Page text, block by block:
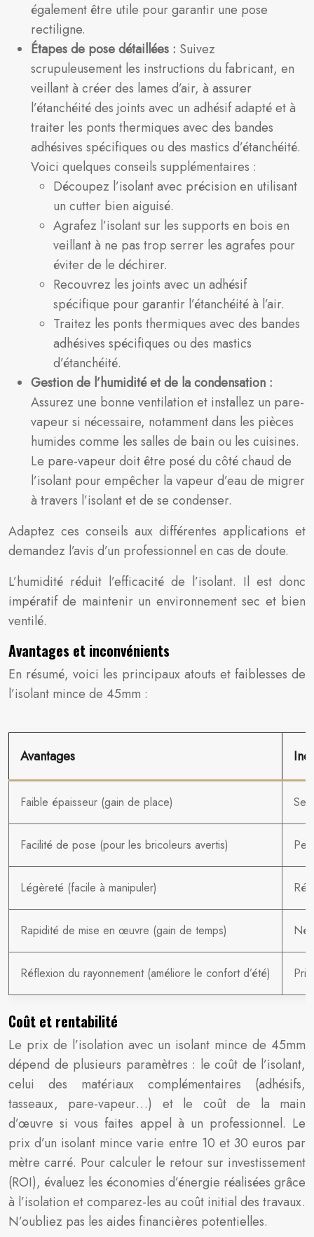
également être utile pour garantir une pose
rectiligne.
Étapes de pose détaillées : Suivez
scrupuleusement les instructions du fabricant, en
veillant à créer des lames d’air, à assurer
l’étanchéité des joints avec un adhésif adapté et à
traiter les ponts thermiques avec des bandes
adhésives spécifiques ou des mastics d’étanchéité.
Voici quelques conseils supplémentaires :
Découpez l’isolant avec précision en utilisant
un cutter bien aiguisé.
Agrafez l’isolant sur les supports en bois en
veillant à ne pas trop serrer les agrafes pour
éviter de le déchirer.
Recouvrez les joints avec un adhésif
spécifique pour garantir l’étanchéité à l’air.
Traitez les ponts thermiques avec des bandes
adhésives spécifiques ou des mastics
d’étanchéité.
Gestion de l’humidité et de la condensation :
Assurez une bonne ventilation et installez un pare-
vapeur si nécessaire, notamment dans les pièces
humides comme les salles de bain ou les cuisines.
Le pare-vapeur doit être posé du côté chaud de
l’isolant pour empêcher la vapeur d’eau de migrer
à travers l’isolant et de se condenser.
Adaptez ces conseils aux différentes applications et
demandez l’avis d’un professionnel en cas de doute.
L’humidité réduit l’efficacité de l’isolant. Il est donc
impératif de maintenir un environnement sec et bien
ventilé.
Avantages et inconvénients
En résumé, voici les principaux atouts et faiblesses de
l’isolant mince de 45mm :
Avantages
Faible épaisseur (gain de place)
Facilité de pose (pour les bricoleurs avertis)
Légèreté (facile à manipuler)
Rapidité de mise en œuvre (gain de temps)
Réflexion du rayonnement (améliore le confort d’été)
Coût et rentabilité
Le prix de l’isolation avec un isolant mince de 45mm
dépend de plusieurs paramètres : le coût de l’isolant,
celui des matériaux complémentaires (adhésifs,
tasseaux, pare-vapeur…) et le coût de la main
d’œuvre si vous faites appel à un professionnel. Le
prix d’un isolant mince varie entre 10 et 30 euros par
mètre carré. Pour calculer le retour sur investissement
(ROI), évaluez les économies d’énergie réalisées grâce
à l’isolation et comparez-les au coût initial des travaux.
N’oubliez pas les aides financières potentielles.